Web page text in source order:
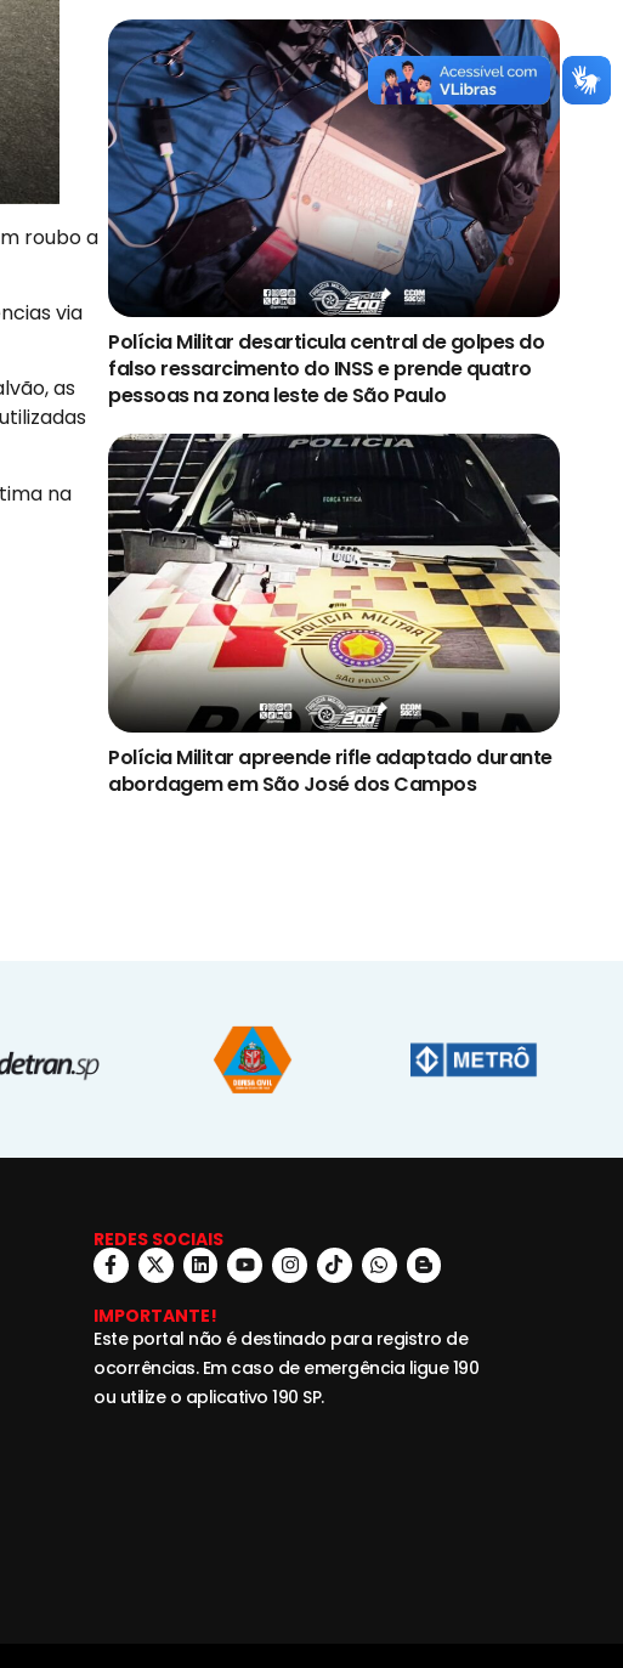
roubo a
via
as
na
Polícia Militar desarticula central de golpes do
falso ressarcimento do INSS e prende quatro
pessoas na zona leste de São Paulo
Polícia Militar apreende rifle adaptado durante
abordagem em São José dos Campos
REDES SOCIAIS
IMPORTANTE!
Este portal não é destinado para registro de
ocorrências. Em caso de emergência ligue 190
ou utilize o aplicativo 190 SP.